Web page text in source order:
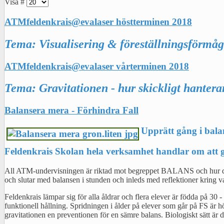
Visa #
ATMfeldenkrais@evalaser höstterminen 2018
Tema: Visualisering &
ATMfeldenkrais@evalaser vårterminen 2018
Tema: Gravitationen - hur skickligt
Balansera mera - Förhindra Fall
Upprätt gång i
Feldenkrais Skolan hela verksamhet handlar om att
All ATM-undervisningen är riktad mot begreppet BALANS och hur
och slutar med balansen i stunden och inleds med reflektioner kring
Feldenkrais lämpar sig för alla åldrar och flera elever är födda på
funktionell hållning. Spridningen i ålder på elever som går på FS är
gravitationen en preventionen för en sämre balans. Biologiskt sätt är